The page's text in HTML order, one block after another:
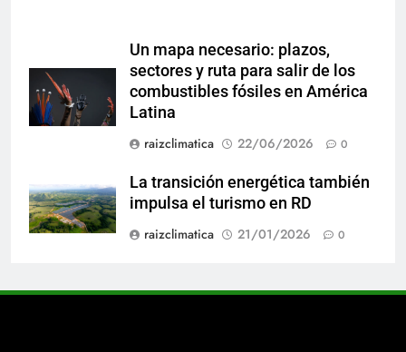
Un mapa necesario: plazos,
sectores y ruta para salir de los
combustibles fósiles en América
Latina
raizclimatica
22/06/2026 0
La transición energética también
impulsa el turismo en RD
raizclimatica
21/01/2026 0